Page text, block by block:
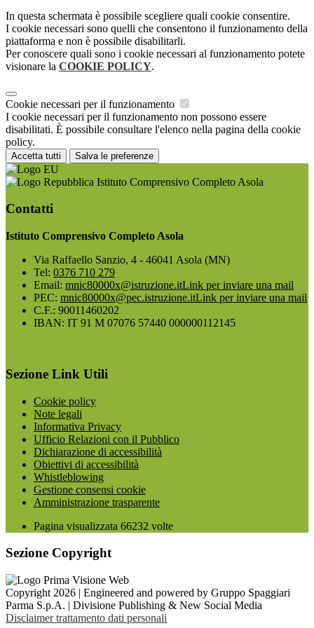
In questa schermata è possibile scegliere quali cookie consentire.
I cookie necessari sono quelli che consentono il funzionamento della
piattaforma e non è possibile disabilitarli.
Per conoscere quali sono i cookie necessari al funzionamento potete
visionare la COOKIE POLICY.
Cookie necessari per il funzionamento
I cookie necessari per il funzionamento non possono essere
disabilitati. È possibile consultare l'elenco nella pagina della cookie
policy.
Accetta tutti Salva le preferenze
Istituto Comprensivo Completo Asola
Contatti
Istituto Comprensivo Completo Asola
Via Raffaello Sanzio, 4 - 46041 Asola (MN)
Tel: 0376 710 279
Email: mnic80000x@istruzione.itLink per inviare una mail
PEC: mnic80000x@pec.istruzione.itLink per inviare una mail
C.F.: 90011460202
IBAN: IT 91 M 07076 57440 000000112145
Sezione Link Utili
Cookie policy
Note legali
Informativa Privacy
Ufficio Relazioni con il Pubblico
Dichiarazione di accessibilità
Obiettivi di accessibilità
Whistleblowing
Gestione consensi cookie
Amministrazione trasparente
Pagina visualizzata 66232 volte
Sezione Copyright
Copyright 2026 | Engineered and powered by Gruppo Spaggiari
Parma S.p.A. | Divisione Publishing & New Social Media
Disclaimer trattamento dati personali